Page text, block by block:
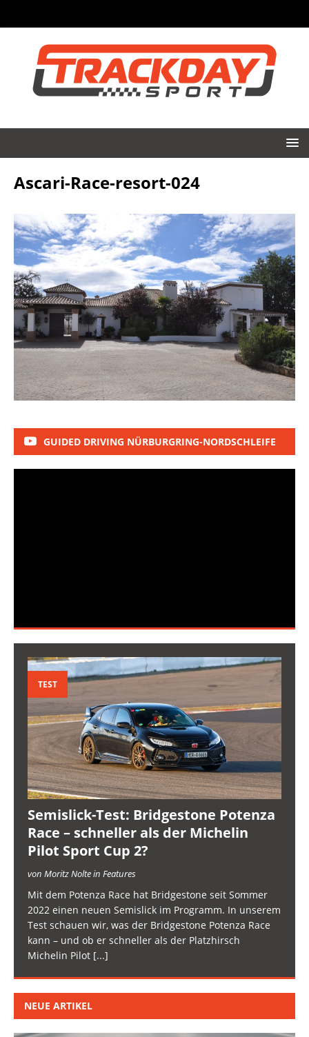
Ascari-Race-resort-024
GUIDED DRIVING NÜRBURGRING-NORDSCHLEIFE
TEST
Semislick-Test: Bridgestone Potenza
Race – schneller als der Michelin
Pilot Sport Cup 2?
von Moritz Nolte in Features
Mit dem Potenza Race hat Bridgestone seit Sommer
2022 einen neuen Semislick im Programm. In unserem
Test schauen wir, was der Bridgestone Potenza Race
kann – und ob er schneller als der Platzhirsch
Michelin Pilot [...]
NEUE ARTIKEL